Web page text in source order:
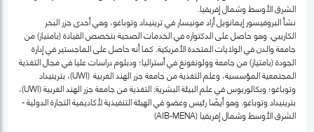
الشرق الأوسط وشمال إفريقيا.
نشأ البروفيسور إيمانويل أزاد مونيسار في ترينيداد وتوباغو، وهي أحدى جزر البحر
الكاريبي. وهو حاصل على الدكتواره في الخدمات الصحية بتخصص القيادة (بامتياز) من
جامعة والدن في الولايات المتحدة الأمريكية. كما أنه حاصل على الماجستير في إدارة
الجودة (بامتياز) من جامعة وولونغونغ في أستراليا؛ ودبلوم دراسات عليا في مجال التغذية
المجتمعية المؤسسية، وعلم التغذية من جامعة جزر الهند الغربية (UWI)، بترينيداد
وتوباغو؛ وبكالوريوس في علم البيئة البشرية: التغذية من جامعة جزر الهند الغربية (UWI)،
بترينيداد وتوباغو. وهو أيضًا رئيس وعضو في الهيئة التنفيذية لأكاديمية التجارة الدولية -
الشرق الأوسط وشمال إفريقيا (AIB-MENA)